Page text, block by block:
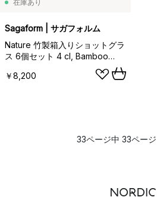
在庫あり
Sagaform | サガフォルム
Nature 竹製箱入りショットグラ
ス 6個セット 4 cl, Bamboo
￥8,200
33ページ中 33ペー